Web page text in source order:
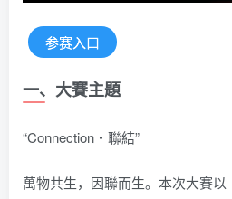
参赛入口
一、大賽主題
“Connection・聯結”
萬物共生，因聯而生。本次大賽